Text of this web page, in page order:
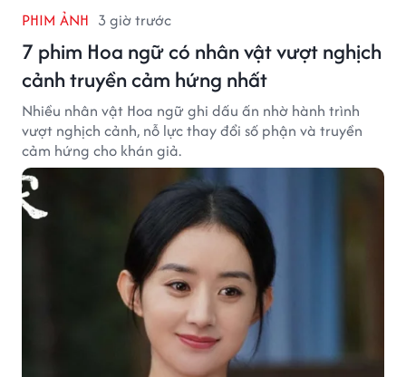
PHIM ẢNH 3 giờ trước
7 phim Hoa ngữ có nhân vật vượt nghịch
cảnh truyền cảm hứng nhất
Nhiều nhân vật Hoa ngữ ghi dấu ấn nhờ hành trình
vượt nghịch cảnh, nỗ lực thay đổi số phận và truyền
cảm hứng cho khán giả.